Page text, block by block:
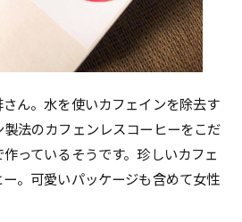
ん。水を使いカフェインを除去す
法のカフェンレスコーヒーをこだ
っているそうです。珍しいカフェ
。可愛いパッケージも含めて女性